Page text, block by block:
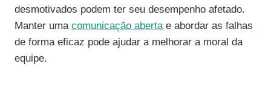
desmotivados podem ter seu desempenho afetado.
Manter uma comunicação abertae abordar as falhas
de forma eficaz pode ajudar a melhorar a moral da
equipe.